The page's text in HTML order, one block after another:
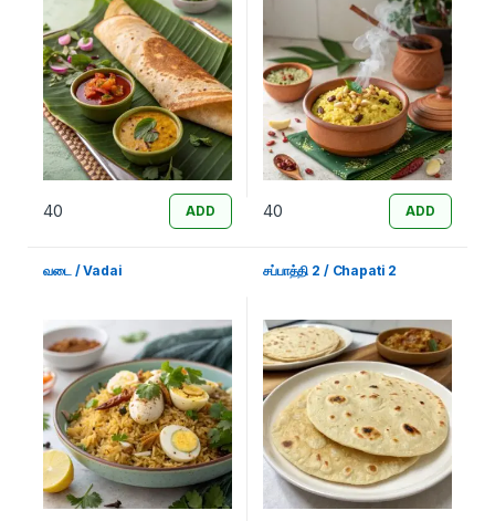
40 ADD 40 ADD
வடை / Vadai சப்பாத்தி 2 / Chapati 2